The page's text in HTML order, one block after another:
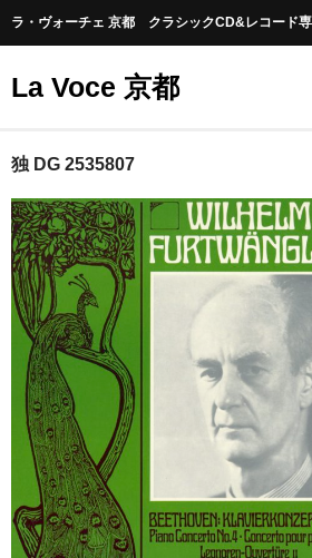
ラ・ヴォーチェ 京都 クラシックCD&レコード
La Voce 京都
CATALOG LP
New arrival
交響曲・管弦楽曲
協奏曲
室内楽曲
器楽曲
声楽曲
合唱
オペラ
独 DG 2535807